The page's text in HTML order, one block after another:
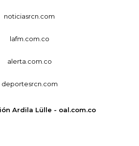
noticiasrcn.com
lafm.com.co
alerta.com.co
deportesrcn.com
Ardila Lülle - oal.com.co